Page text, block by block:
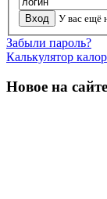
У вас ещё
Забыли пароль?
Калькулятор
Новое на сайте